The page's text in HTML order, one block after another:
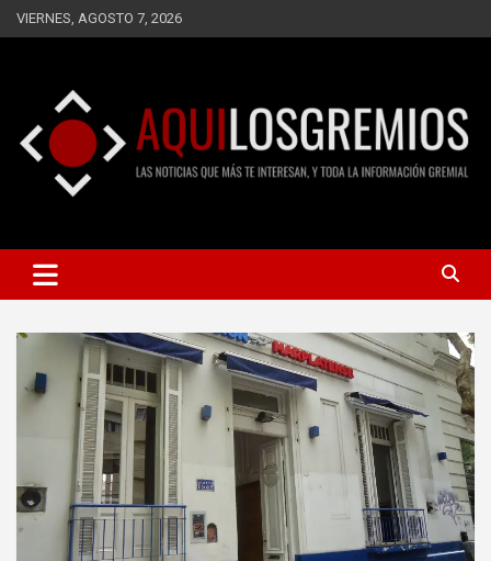
Saltar
al
VIERNES, AGOSTO 7, 2026
AQUÍ LOS GREMIOS
INFORMACIÓN GREMIAL